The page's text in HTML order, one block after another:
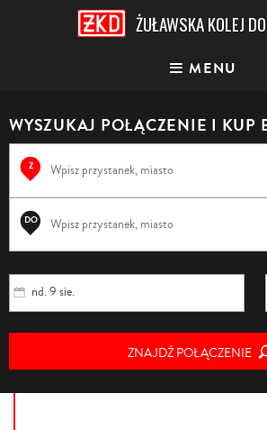
ŻUŁAWSKA KOLEJ
MENU
WYSZUKAJ POŁĄCZENIE I KUP
Z
DO
nd. 9 sie.
ZNAJDŹ POŁĄCZENIE